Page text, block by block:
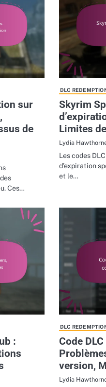
sur
de
Ces…
DLC
Skyrim
Limites
Lydia
Les codes
d’expiration
et le…
:
DLC
Code
version,
Lydia